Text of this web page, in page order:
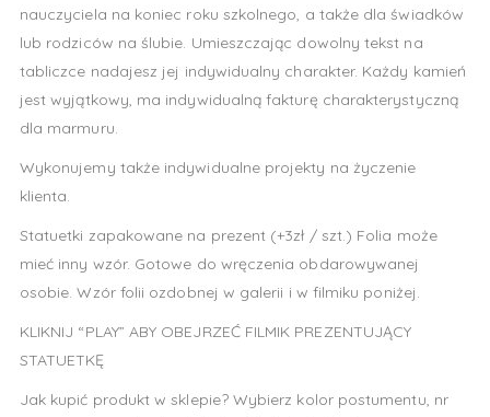
nauczyciela na koniec roku szkolnego, a także dla świadków
lub rodziców na ślubie. Umieszczając dowolny tekst na
tabliczce nadajesz jej indywidualny charakter. Każdy kamień
jest wyjątkowy, ma indywidualną fakturę charakterystyczną
dla marmuru.
Wykonujemy także indywidualne projekty na życzenie
klienta.
Statuetki zapakowane na prezent (+3zł / szt.) Folia może
mieć inny wzór. Gotowe do wręczenia obdarowywanej
osobie. Wzór folii ozdobnej w galerii i w filmiku poniżej.
KLIKNIJ “PLAY” ABY OBEJRZEĆ FILMIK PREZENTUJĄCY
STATUETKĘ
Jak kupić produkt w sklepie? Wybierz kolor postumentu, nr